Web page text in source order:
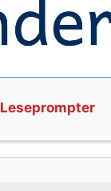
Leseprompter